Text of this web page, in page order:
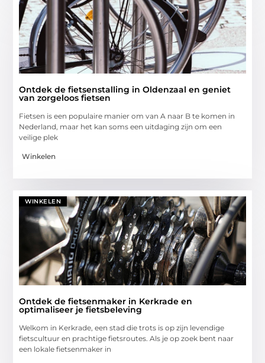
Ontdek de fietsenstalling in Oldenzaal en geniet
van zorgeloos fietsen
Fietsen is een populaire manier om van A naar B te komen in
Nederland, maar het kan soms een uitdaging zijn om een
veilige plek
Winkelen
WINKELEN
Ontdek de fietsenmaker in Kerkrade en
optimaliseer je fietsbeleving
Welkom in Kerkrade, een stad die trots is op zijn levendige
fietscultuur en prachtige fietsroutes. Als je op zoek bent naar
een lokale fietsenmaker in